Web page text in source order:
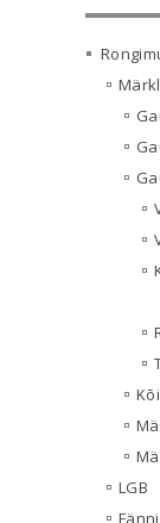
LGB